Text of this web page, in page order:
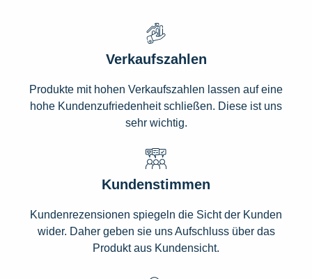
Verkaufszahlen
Produkte mit hohen Verkaufszahlen lassen auf eine
hohe Kundenzufriedenheit schließen. Diese ist uns
sehr wichtig.
Kundenstimmen
Kundenrezensionen spiegeln die Sicht der Kunden
wider. Daher geben sie uns Aufschluss über das
Produkt aus Kundensicht.